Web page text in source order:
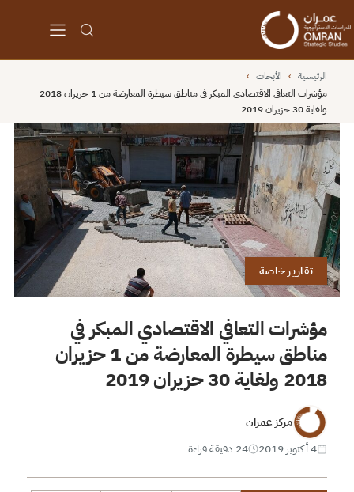
الرئيسية › الأبحاث ›
مؤشرات التعافي الاقتصادي المبكر في مناطق سيطرة المعارضة من 1 حزيران 2018
ولغاية 30 حزيران 2019
تقارير خاصة
مؤشرات التعافي الاقتصادي المبكر في
مناطق سيطرة المعارضة من 1 حزيران
2018 ولغاية 30 حزيران 2019
مركز عمران
4 أكتوبر 2019
24 دقيقة قراءة